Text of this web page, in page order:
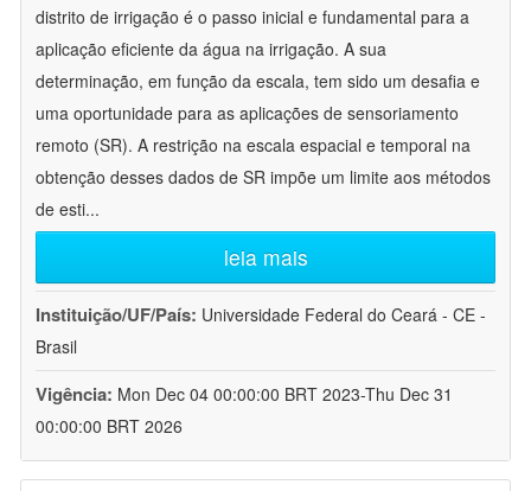
distrito de irrigação é o passo inicial e fundamental para a
aplicação eficiente da água na irrigação. A sua
determinação, em função da escala, tem sido um desafia e
uma oportunidade para as aplicações de sensoriamento
remoto (SR). A restrição na escala espacial e temporal na
obtenção desses dados de SR impõe um limite aos métodos
de esti...
leia mais
Instituição/UF/País: Universidade Federal do Ceará - CE -
Brasil
Vigência: Mon Dec 04 00:00:00 BRT 2023-Thu Dec 31
00:00:00 BRT 2026